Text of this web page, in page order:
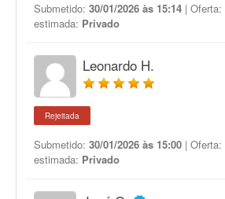
Submetido: 30/01/2026 às 15:14 | Oferta:
estimada: Privado
Leonardo H.
Rejeitada
Submetido: 30/01/2026 às 15:00 | Oferta:
estimada: Privado